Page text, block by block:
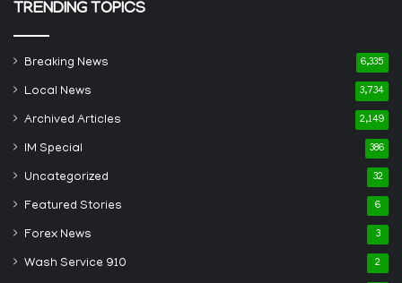
TRENDING TOPICS
Breaking News 6,335
Local News 3,734
Archived Articles 2,149
IM Special 386
Uncategorized 32
Featured Stories 6
Forex News 3
Wash Service 910 2